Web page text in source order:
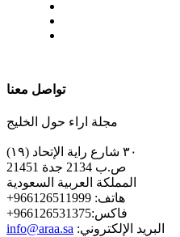
تواصل معنا
مجلة اراء حول الخليج
٣٠ شارع راية الإتحاد (١٩)
ص.ب 2134 جدة 21451
المملكة العربية السعودية
+هاتف: 966126511999
+فاكس:966126531375
info@araa.sa :البريد الإلكتروني